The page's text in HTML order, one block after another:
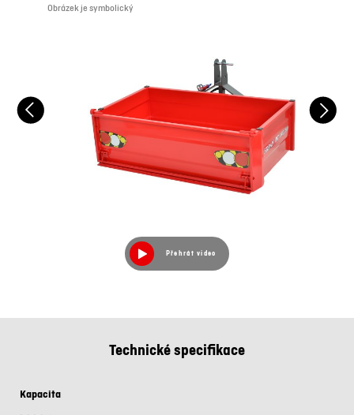
Obrázek je symbolický
Přehrát video
Technické specifikace
Kapacita